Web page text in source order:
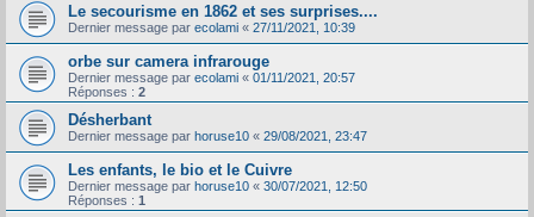
Le secourisme en 1862 et ses surprises....
Dernier message par ecolami « 27/11/2021, 10:39
orbe sur camera infrarouge
Dernier message par ecolami « 01/11/2021, 20:57
Réponses : 2
Désherbant
Dernier message par horuse10 « 29/08/2021, 23:47
Les enfants, le bio et le Cuivre
Dernier message par horuse10 « 30/07/2021, 12:50
Réponses : 1